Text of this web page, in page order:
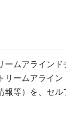
ムアラインド
ームアライン
等）を、セ